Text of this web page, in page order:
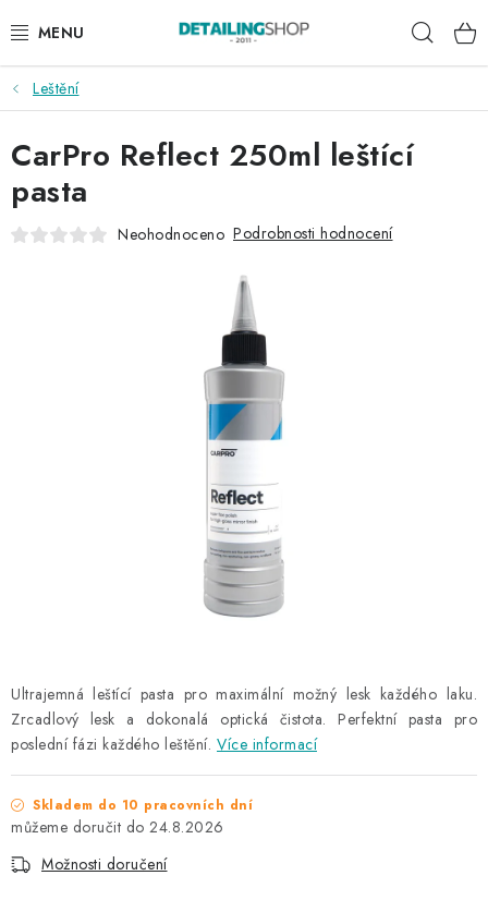
na
AKCE
NOVINKY
EXTERIÉR
DÁRKOVÉ SADY A POUKAZY
Věrnostní program
Všeobecné obchodní podmínky
Podmínky ochrany osobních údajů
Mapa serveru
Leštění
Ultrajemná leštící pasta pro maximální možný lesk každého laku.
Zrcadlový lesk a dokonalá optická čistota. Perfektní pasta pro
poslední fázi každého leštění. Více informací
Skladem do 10 pracovních dní
24.8.2026
Možnosti doručení
CarPro Reflect 250ml leštící
pasta
Neohodnoceno Podrobnosti hodnocení